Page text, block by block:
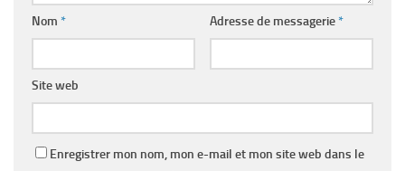
Nom * Adresse de messagerie*
Site web
Enregistrer mon nom, mon e-mail et mon site web dans le